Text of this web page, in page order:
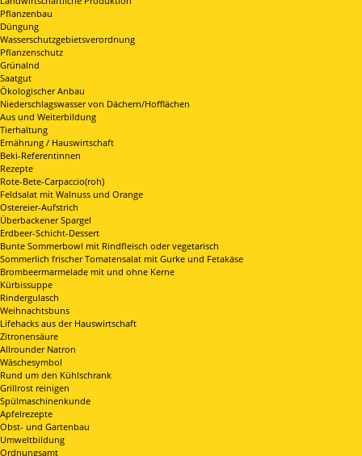
Pflanzenbau
Düngung
Wasserschutzgebietsverordnung
Pflanzenschutz
Grünalnd
Saatgut
Ökologischer Anbau
Niederschlagswasser von Dächern/Hofflächen
Aus und Weiterbildung
Tierhaltung
Ernährung / Hauswirtschaft
Beki-Referentinnen
Rezepte
Rote-Bete-Carpaccio(roh)
Feldsalat mit Walnuss und Orange
Ostereier-Aufstrich
Überbackener Spargel
Erdbeer-Schicht-Dessert
Bunte Sommerbowl mit Rindfleisch oder vegetarisch
Sommerlich frischer Tomatensalat mit Gurke und Fetakäse
Brombeermarmelade mit und ohne Kerne
Kürbissuppe
Rindergulasch
Weihnachtsbuns
Lifehacks aus der Hauswirtschaft
Zitronensäure
Allrounder Natron
Wäschesymbol
Rund um den Kühlschrank
Grillrost reinigen
Spülmaschinenkunde
Apfelrezepte
Obst- und Gartenbau
Umweltbildung
Ordnungsamt